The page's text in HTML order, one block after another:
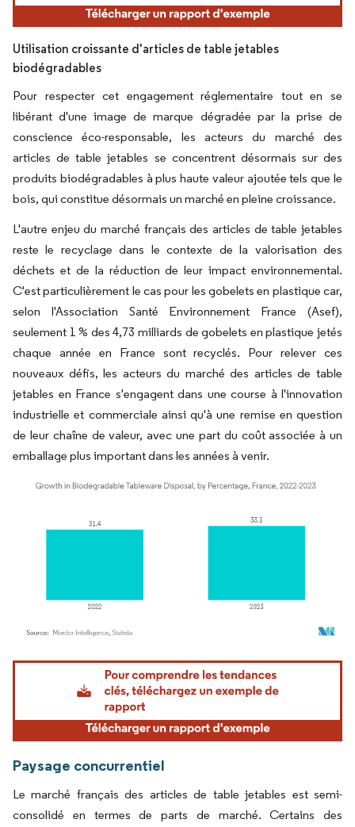
Utilisation croissante d'articles de table jetables
biodégradables
Pour respecter cet engagement réglementaire tout en se
libérant d'une image de marque dégradée par la prise de
conscience éco-responsable, les acteurs du marché des
articles de table jetables se concentrent désormais sur des
produits biodégradables à plus haute valeur ajoutée tels que le
bois, qui constitue désormais un marché en pleine croissance.
L'autre enjeu du marché français des articles de table jetables
reste le recyclage dans le contexte de la valorisation des
déchets et de la réduction de leur impact environnemental.
C'est particulièrement le cas pour les gobelets en plastique car,
selon l'Association Santé Environnement France (Asef),
seulement 1 % des 4,73 milliards de gobelets en plastique jetés
chaque année en France sont recyclés. Pour relever ces
nouveaux défis, les acteurs du marché des articles de table
jetables en France s'engagent dans une course à l'innovation
industrielle et commerciale ainsi qu'à une remise en question
de leur chaîne de valeur, avec une part du coût associée à un
emballage plus important dans les années à venir.
Image © Mordor Intelligence. La réutilisation nécessite une attribution sous CC BY
Paysage concurrentiel
Le marché français des articles de table jetables est semi-
consolidé en termes de parts de marché. Certains des